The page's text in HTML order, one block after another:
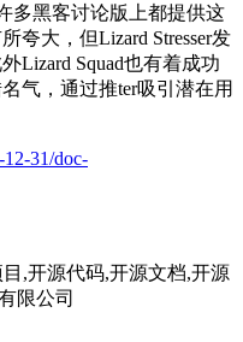
多黑客讨论版上都提供这
夸大，但Lizard Stresser发
Lizard Squad也有着成功
气，通过推ter吸引潜在用
12-31/doc-
,开源代码,开源文档,开源
限公司